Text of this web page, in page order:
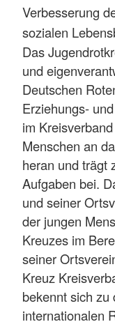
Verbesserung
sozialen
Das
und
Deutschen
Erziehungs-
im
Menschen an
heran und trägt
Aufgaben bei.
und seiner
der jungen
Kreuzes im
seiner
Kreuz
bekennt sich zu
internationalen